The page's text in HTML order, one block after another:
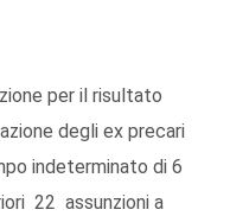
per il risultato
degli ex precari
indeterminato di 6
22 assunzioni a